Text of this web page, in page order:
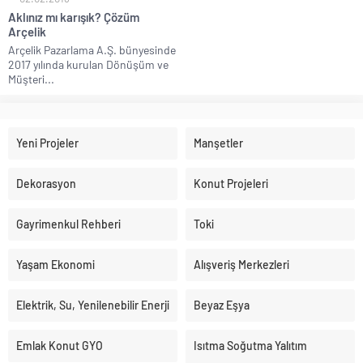
Aklınız mı karışık? Çözüm
Arçelik
Arçelik Pazarlama A.Ş. bünyesinde
2017 yılında kurulan Dönüşüm ve
Müşteri...
Yeni Projeler Manşetler
Dekorasyon Konut Projeleri
Gayrimenkul Rehberi Toki
Yaşam Ekonomi Alışveriş Merkezleri
Elektrik, Su, Yenilenebilir Enerji Beyaz Eşya
Emlak Konut GYO Isıtma Soğutma Yalıtım